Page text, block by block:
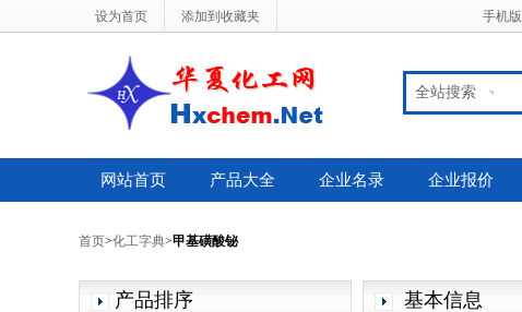
设为首页 添加到收藏夹 手机版
全站搜索
网站首页 产品大全 企业名录 企业报价
首页>化工字典>甲基磺酸铋
产品排序 基本信息